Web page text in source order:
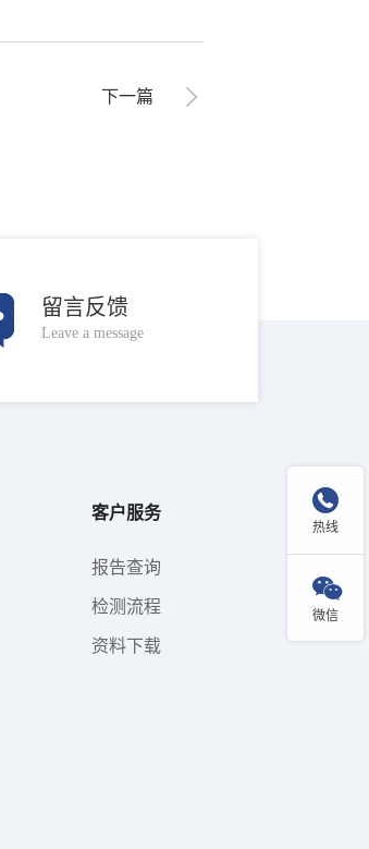
下一篇
留言反馈
Leave a message
客户服务
报告查询
检测流程
资料下载

热线

微信